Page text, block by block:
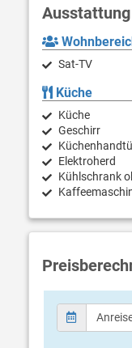
Ausstattung
Sat-TV
Küche
Küche
Geschirr
Elektroherd
Kühlschrank